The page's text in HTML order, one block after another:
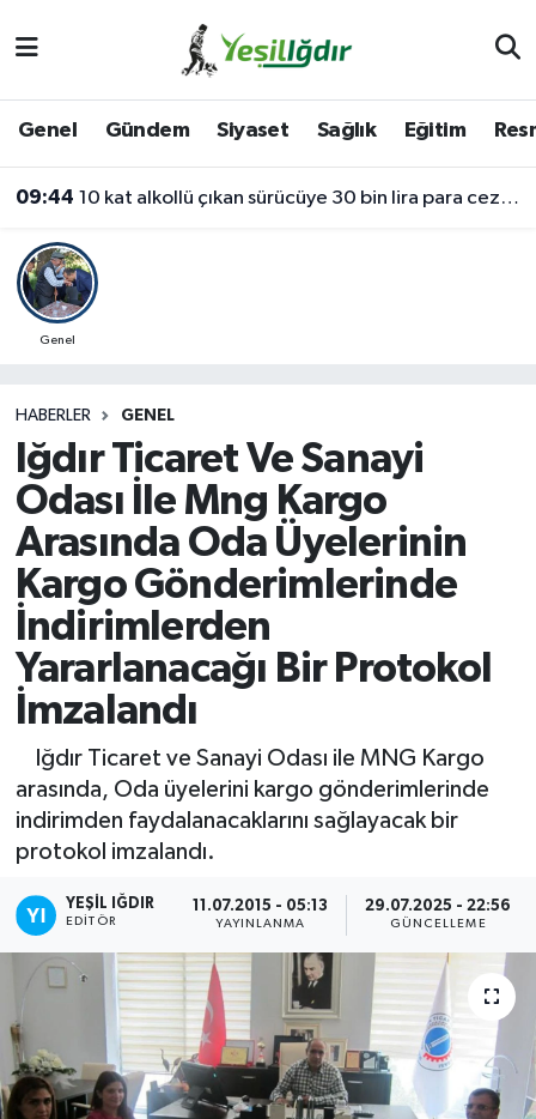
Genel Gündem Siyaset Sağlık Eğitim
09:44 10 kat alkollü çıkan sürücüye 30 bin lira para cezası
Genel
HABERLER GENEL
Iğdır Ticaret Ve Sanayi
Odası İle Mng Kargo
Arasında Oda Üyelerinin
Kargo Gönderimlerinde
İndirimlerden
Yararlanacağı Bir Protokol
İmzalandı
Iğdır Ticaret ve Sanayi Odası ile MNG Kargo
arasında, Oda üyelerini kargo gönderimlerinde
indirimden faydalanacaklarını sağlayacak bir
protokol imzalandı.
YEŞIL IĞDIR
EDITÖR
11.07.2015 - 05:13
YAYINLANMA
29.07.2025 - 22:56
GÜNCELLEME
İğdir Namaz Vakitleri
Iğdır Trafik Yoğunluk Haritası
Süper Lig Puan Durumu ve Fikstür
Son Dakika Haberleri
Haber Arşivi